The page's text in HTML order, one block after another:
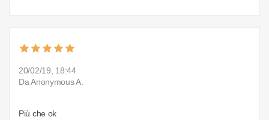
20/02/19, 18:44
Da Anonymous A.
Più che ok